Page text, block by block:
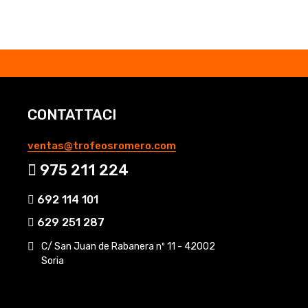
CONTATTACI
ventas@trofeosromero.com
975 211 224
692 114 101
629 251 287
C/ San Juan de Rabanera nº 11 - 42002
Soria